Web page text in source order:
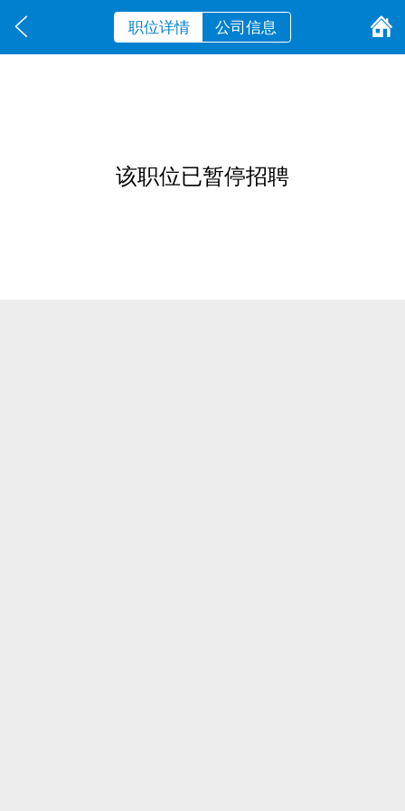
职位详情 公司信息
该职位已暂停招聘